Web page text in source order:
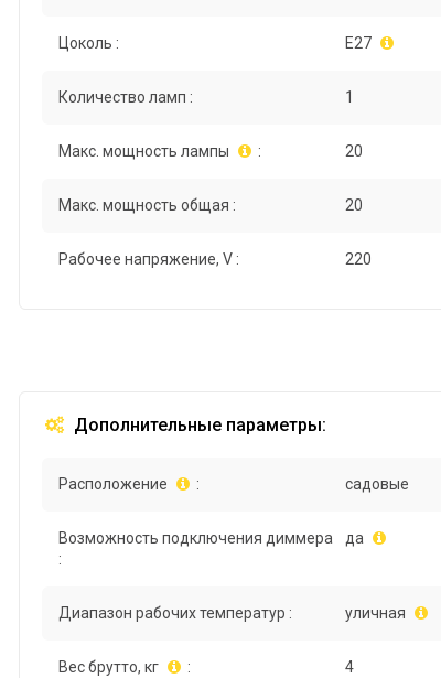
Цоколь : E27
Количество ламп : 1
Макс. мощность лампы : 20
Макс. мощность общая : 20
Рабочее напряжение, V : 220
Дополнительные параметры:
Расположение : садовые
Возможность подключения диммера
:
да
Диапазон рабочих температур : уличная
Вес брутто, кг : 4